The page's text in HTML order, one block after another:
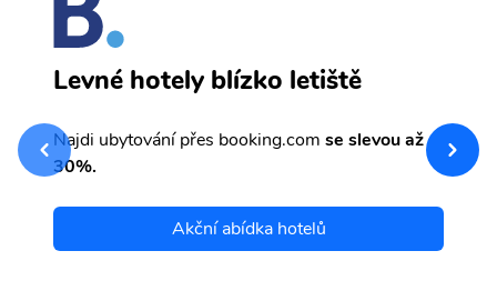
Levné hotely blízko letiště
Najdi ubytování přes booking.com se slevou až
30%.
Akční abídka hotelů